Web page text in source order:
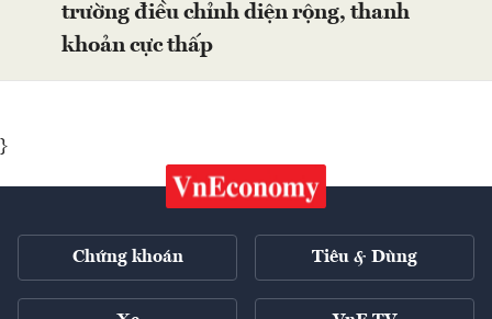
trường điều chỉnh diện rộng, thanh
khoản cực thấp
}
Chứng khoán Tiêu & Dùng